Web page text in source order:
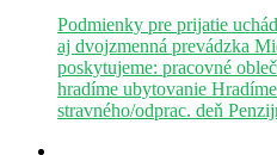
Podmienky pre prijatie
aj dvojzmenná prevádzka
poskytujeme: pracovné
hradíme ubytovanie
stravného/odprac. deň